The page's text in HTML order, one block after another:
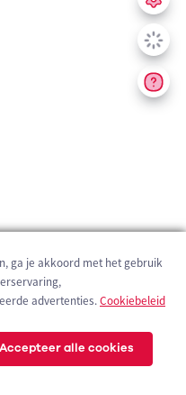
ga je akkoord met het gebruik
advertenties.Cookiebeleid
Accepteer alle cookies